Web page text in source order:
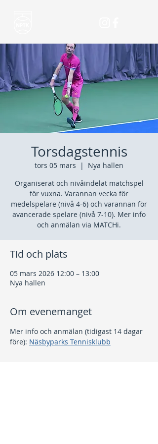
Torsdagstennis
tors 05 mars
  |
Nya hallen
Organiserat och nivåindelat matchspel
för vuxna. Varannan vecka för
medelspelare (nivå 4-6) och varannan för
avancerade spelare (nivå 7-10). Mer info
och anmälan via MATCHi.
Tid och plats
05 mars 2026 12:00 – 13:00
Nya hallen
Om evenemanget
Mer info och anmälan (tidigast 14 dagar
före): Näsbyparks Tennisklubb